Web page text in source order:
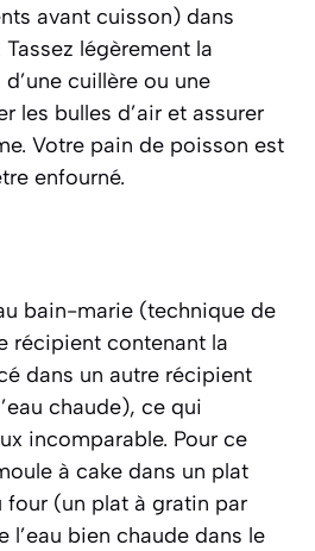
avant cuisson) dans
légèrement la
cuillère ou une
les bulles d’air et assurer
Votre pain de poisson est
enfourné.
bain-marie (technique de
récipient contenant la
dans un autre récipient
chaude), ce qui
incomparable. Pour ce
à cake dans un plat
four (un plat à gratin par
l’eau bien chaude dans le